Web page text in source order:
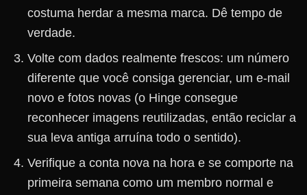
costuma herdar a mesma marca. Dê tempo de
verdade.
Volte com dados realmente frescos: um número
diferente que você consiga gerenciar, um e-mail
novo e fotos novas (o Hinge consegue
reconhecer imagens reutilizadas, então reciclar a
sua leva antiga arruína todo o sentido).
Verifique a conta nova na hora e se comporte na
primeira semana como um membro normal e